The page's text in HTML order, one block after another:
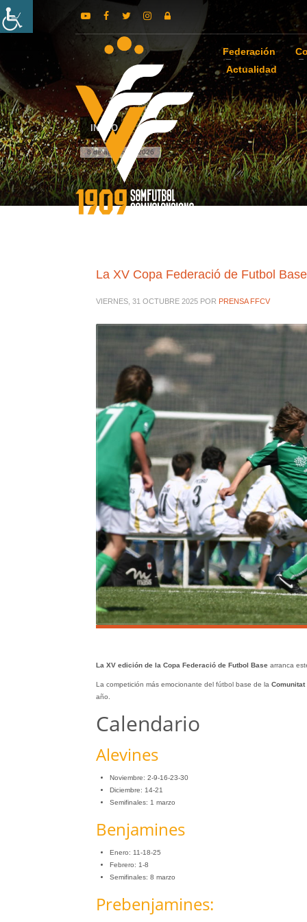
Federación
Actualidad
INICIO
8 de agosto de 2026
La XV Copa Federació de Futbol
VIERNES, 31 OCTUBRE 2025 POR PRENSA FFCV
La XV edición de la Copa Federació de Futbol Basearranca
La competición más emocionante del fútbol base de la
año.
Calendario
Alevines
Noviembre: 2-9-16-23-30
Diciembre: 14-21
Semifinales: 1 marzo
Benjamines
Enero: 11-18-25
Febrero: 1-8
Semifinales: 8 marzo
Prebenjamines: